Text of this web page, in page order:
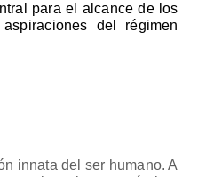
para el alcance de los
del régimen
innata del ser humano. A